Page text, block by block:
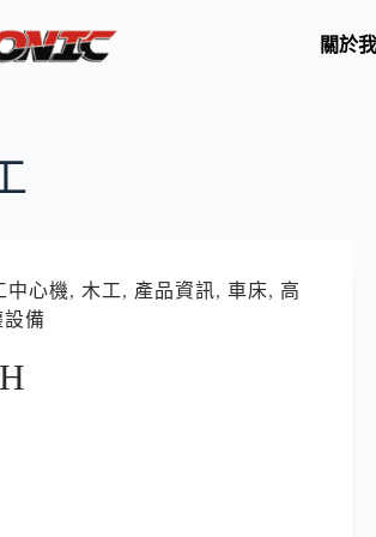
關於
中心機, 木工, 產品資訊, 車床, 高
備